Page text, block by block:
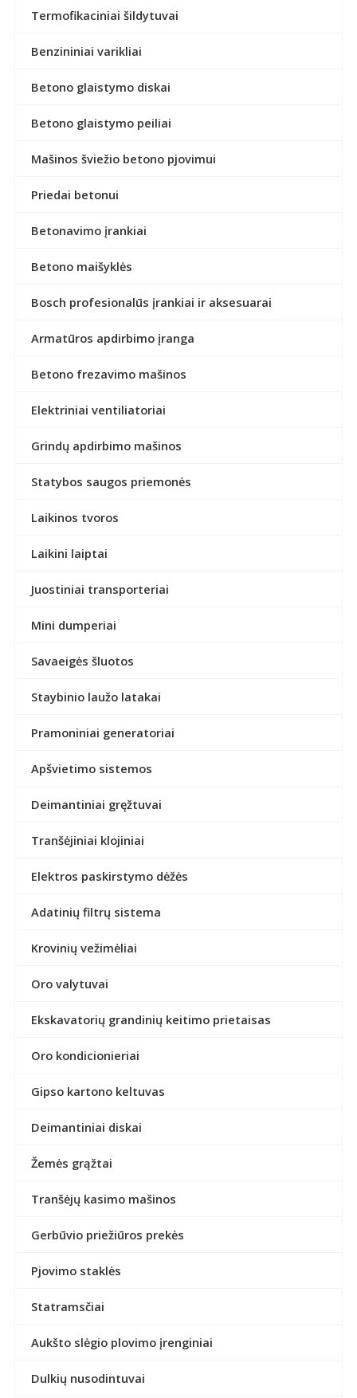
Termofikaciniai šildytuvai
Benzininiai varikliai
Betono glaistymo diskai
Betono glaistymo peiliai
Mašinos šviežio betono pjovimui
Priedai betonui
Betonavimo įrankiai
Betono maišyklės
Bosch profesionalūs įrankiai ir aksesuarai
Armatūros apdirbimo įranga
Betono frezavimo mašinos
Elektriniai ventiliatoriai
Grindų apdirbimo mašinos
Statybos saugos priemonės
Laikinos tvoros
Laikini laiptai
Juostiniai transporteriai
Mini dumperiai
Savaeigės šluotos
Staybinio laužo latakai
Pramoniniai generatoriai
Apšvietimo sistemos
Deimantiniai gręžtuvai
Tranšėjiniai klojiniai
Elektros paskirstymo dėžės
Adatinių filtrų sistema
Krovinių vežimėliai
Oro valytuvai
Ekskavatorių grandinių keitimo prietaisas
Oro kondicionieriai
Gipso kartono keltuvas
Deimantiniai diskai
Žemės grąžtai
Tranšėjų kasimo mašinos
Gerbūvio priežiūros prekės
Pjovimo staklės
Statramsčiai
Aukšto slėgio plovimo įrenginiai
Dulkių nusodintuvai